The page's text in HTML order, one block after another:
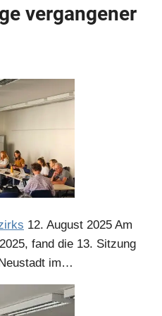
vergangener
12. August 2025 Am
fand die 13. Sitzung
im…